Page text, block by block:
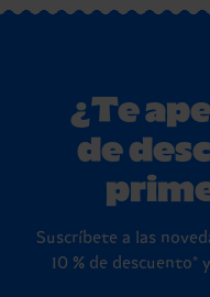
¿Te
de
Suscríbete a las
10 % de